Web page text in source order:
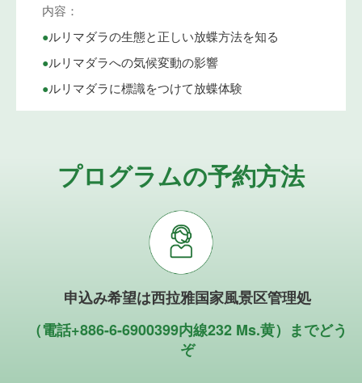
内容：
•ルリマダラの生態と正しい放蝶方法を知る
•ルリマダラへの気候変動の影響
•ルリマダラに標識をつけて放蝶体験
プログラムの予約方法
申込み希望は西拉雅国家風景区管理処
（電話+886-6-6900399内線232 Ms.黄）までどう
ぞ